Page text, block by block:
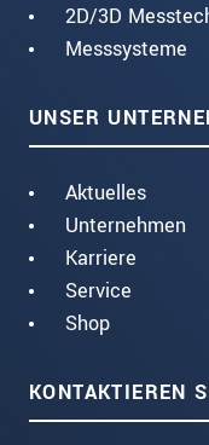
2D/3D
Messsysteme
UNSER
Aktuelles
Unternehmen
Karriere
Service
Shop
KONTAKTIEREN